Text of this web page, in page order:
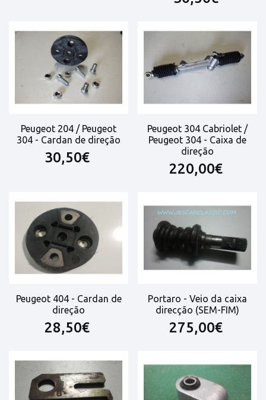
Peugeot 204 / Peugeot
304 - Cardan de direção
30,50€
Peugeot 304 Cabriolet /
Peugeot 304 - Caixa de
direção
220,00€
Peugeot 404 - Cardan de
direção
28,50€
Portaro - Veio da caixa
direcção (SEM-FIM)
275,00€